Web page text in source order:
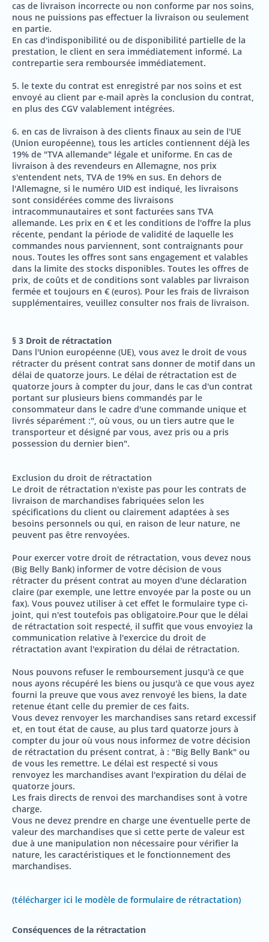
cas de livraison incorrecte ou non conforme par nos soins,
nous ne puissions pas effectuer la livraison ou seulement
en partie.
En cas d'indisponibilité ou de disponibilité partielle de la
prestation, le client en sera immédiatement informé. La
contrepartie sera remboursée immédiatement.
5. le texte du contrat est enregistré par nos soins et est
envoyé au client par e-mail après la conclusion du contrat,
en plus des CGV valablement intégrées.
6. en cas de livraison à des clients finaux au sein de l'UE
(Union européenne), tous les articles contiennent déjà les
19% de "TVA allemande" légale et uniforme. En cas de
livraison à des revendeurs en Allemagne, nos prix
s'entendent nets, TVA de 19% en sus. En dehors de
l'Allemagne, si le numéro UID est indiqué, les livraisons
sont considérées comme des livraisons
intracommunautaires et sont facturées sans TVA
allemande. Les prix en € et les conditions de l'offre la plus
récente, pendant la période de validité de laquelle les
commandes nous parviennent, sont contraignants pour
nous. Toutes les offres sont sans engagement et valables
dans la limite des stocks disponibles. Toutes les offres de
prix, de coûts et de conditions sont valables par livraison
fermée et toujours en € (euros). Pour les frais de livraison
supplémentaires, veuillez consulter nos frais de livraison.
§ 3 Droit de rétractation
Dans l'Union européenne (UE), vous avez le droit de vous
rétracter du présent contrat sans donner de motif dans un
délai de quatorze jours. Le délai de rétractation est de
quatorze jours à compter du jour, dans le cas d'un contrat
portant sur plusieurs biens commandés par le
consommateur dans le cadre d'une commande unique et
livrés séparément :", où vous, ou un tiers autre que le
transporteur et désigné par vous, avez pris ou a pris
possession du dernier bien".
Exclusion du droit de rétractation
Le droit de rétractation n'existe pas pour les contrats de
livraison de marchandises fabriquées selon les
spécifications du client ou clairement adaptées à ses
besoins personnels ou qui, en raison de leur nature, ne
peuvent pas être renvoyées.
Pour exercer votre droit de rétractation, vous devez nous
(Big Belly Bank) informer de votre décision de vous
rétracter du présent contrat au moyen d'une déclaration
claire (par exemple, une lettre envoyée par la poste ou un
fax). Vous pouvez utiliser à cet effet le formulaire type ci-
joint, qui n'est toutefois pas obligatoire.Pour que le délai
de rétractation soit respecté, il suffit que vous envoyiez la
communication relative à l'exercice du droit de
rétractation avant l'expiration du délai de rétractation.
Nous pouvons refuser le remboursement jusqu'à ce que
nous ayons récupéré les biens ou jusqu'à ce que vous ayez
fourni la preuve que vous avez renvoyé les biens, la date
retenue étant celle du premier de ces faits.
Vous devez renvoyer les marchandises sans retard excessif
et, en tout état de cause, au plus tard quatorze jours à
compter du jour où vous nous informez de votre décision
de rétractation du présent contrat, à : "Big Belly Bank" ou
de vous les remettre. Le délai est respecté si vous
renvoyez les marchandises avant l'expiration du délai de
quatorze jours.
Les frais directs de renvoi des marchandises sont à votre
charge.
Vous ne devez prendre en charge une éventuelle perte de
valeur des marchandises que si cette perte de valeur est
due à une manipulation non nécessaire pour vérifier la
nature, les caractéristiques et le fonctionnement des
marchandises.
(télécharger ici le modèle de formulaire de rétractation)
Conséquences de la rétractation